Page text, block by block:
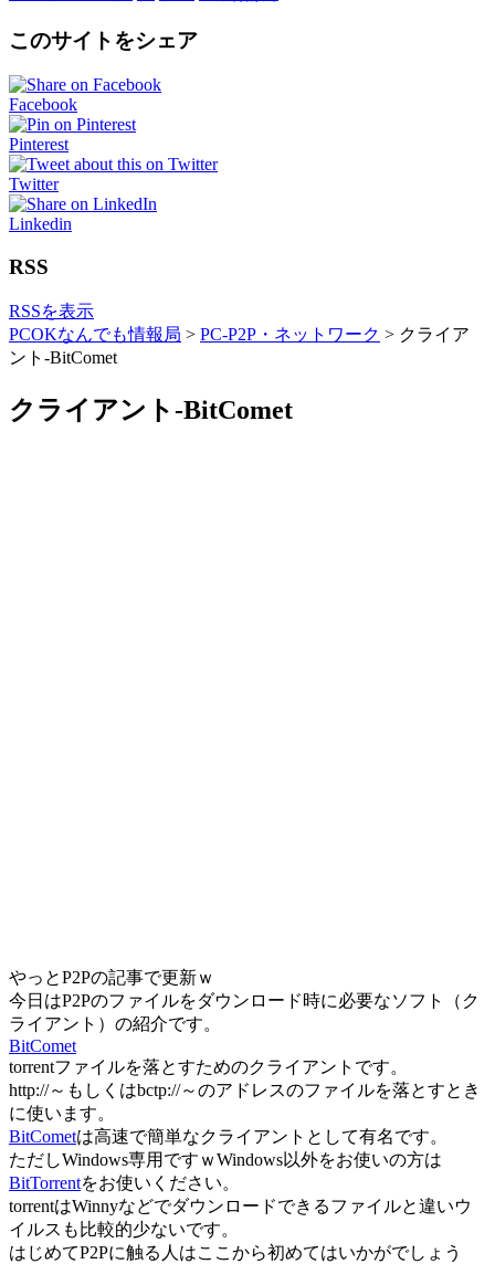
このサイトをシェア
Facebook
Pinterest
Twitter
Linkedin
RSS
RSSを表示
PCOKなんでも情報局 > PC-P2P・ネットワーク > クライア
ント-BitComet
クライアント-BitComet
やっとP2Pの記事で更新ｗ
今日はP2Pのファイルをダウンロード時に必要なソフト（ク
ライアント）の紹介です。
BitComet
torrentファイルを落とすためのクライアントです。
http://～もしくはbctp://～のアドレスのファイルを落とすとき
に使います。
BitCometは高速で簡単なクライアントとして有名です。
ただしWindows専用ですｗWindows以外をお使いの方は
BitTorrentをお使いください。
torrentはWinnyなどでダウンロードできるファイルと違いウ
イルスも比較的少ないです。
はじめてP2Pに触る人はここから初めてはいかがでしょう